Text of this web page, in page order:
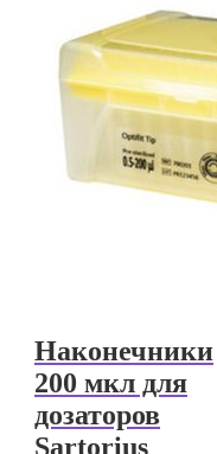
Наконечники
200 мкл для
дозаторов
Sartorius